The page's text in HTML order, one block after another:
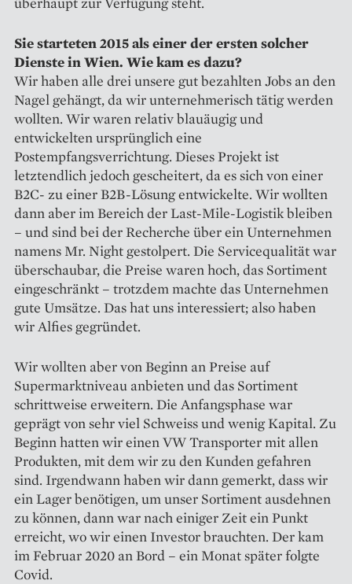
Sie starteten 2015 als einer der ersten solcher
Dienste in Wien. Wie kam es dazu?
Wir haben alle drei unsere gut bezahlten Jobs an den
Nagel gehängt, da wir unternehmerisch tätig werden
wollten. Wir waren relativ blauäugig und
entwickelten ursprünglich eine
Postempfangsverrichtung. Dieses Projekt ist
letztendlich jedoch gescheitert, da es sich von einer
B2C- zu einer B2B-Lösung entwickelte. Wir wollten
dann aber im Bereich der Last-Mile-Logistik bleiben
– und sind bei der Recherche über ein Unternehmen
namens Mr. Night gestolpert. Die Servicequalität war
überschaubar, die Preise waren hoch, das Sortiment
eingeschränkt – trotzdem machte das Unternehmen
gute Umsätze. Das hat uns interessiert; also haben
wir Alfies gegründet.
Wir wollten aber von Beginn an Preise auf
Supermarktniveau anbieten und das Sortiment
schrittweise erweitern. Die Anfangsphase war
geprägt von sehr viel Schweiss und wenig Kapital. Zu
Beginn hatten wir einen VW Transporter mit allen
Produkten, mit dem wir zu den Kunden gefahren
sind. Irgendwann haben wir dann gemerkt, dass wir
ein Lager benötigen, um unser Sortiment ausdehnen
zu können, dann war nach einiger Zeit ein Punkt
erreicht, wo wir einen Investor brauchten. Der kam
im Februar 2020 an Bord – ein Monat später folgte
Covid.